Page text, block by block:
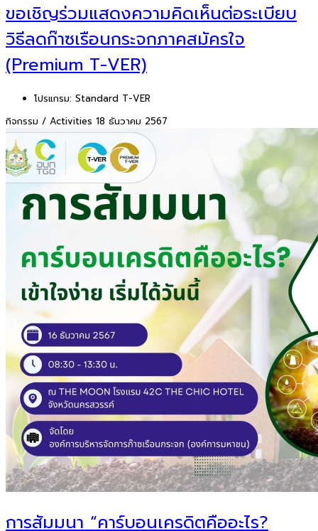
ขอเชิญร่วมแสดงความคิดเห็นต่อระเบียบ
วิธีลดก๊าซเรือนกระจกภาคสมัครใจ
(Premium T-VER)
โปรแกรม: Standard T-VER
กิจกรรม / Activities 18 ธันวาคม 2567
การสัมมนา “คาร์บอนเครดิตคืออะไร?